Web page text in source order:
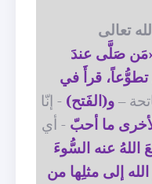
تعالى
صَلَّى عندَ
، قرأَ في
– و(الفَتح)- إنّا
خرى ما أحبّ- أي
اللهُ عنه السُّوءَ
إلى مثلِها من